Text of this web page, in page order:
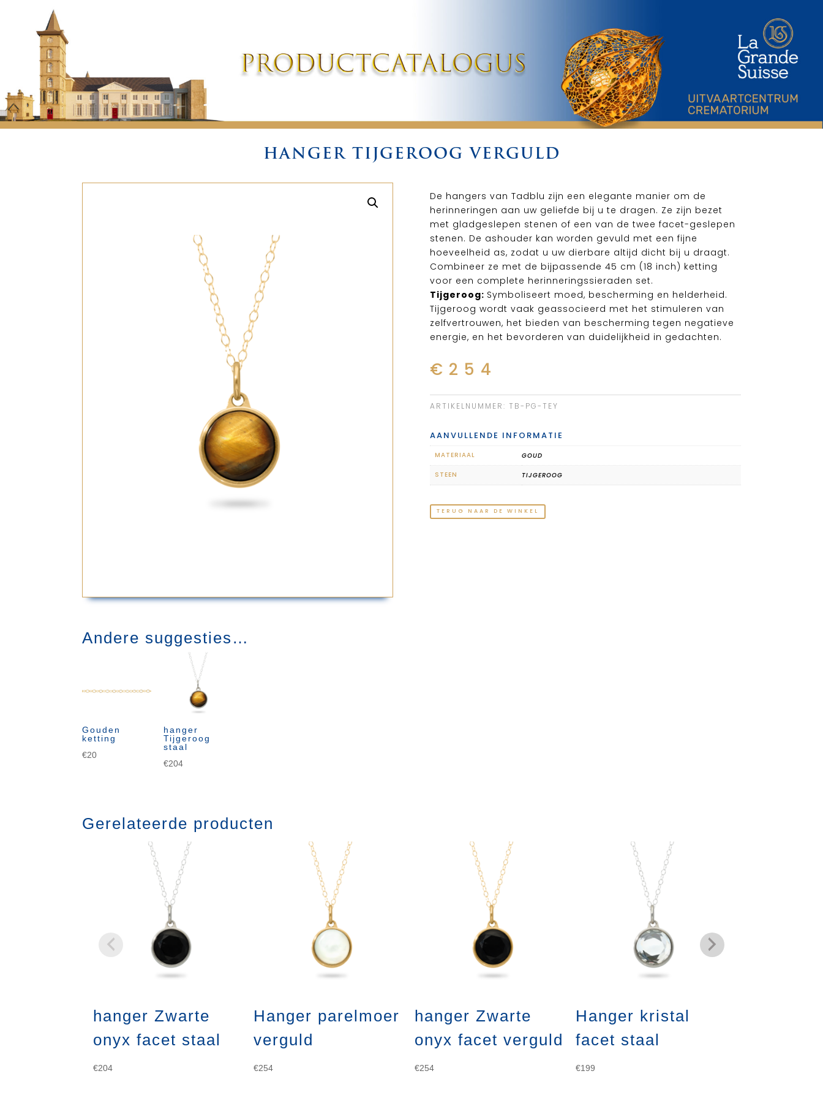
HANGER TIJGEROOG VERGULD
De hangers van Tadblu zijn een elegante manier om de
herinneringen aan uw geliefde bij u te dragen. Ze zijn bezet
met gladgeslepen stenen of een van de twee facet-geslepen
stenen. De ashouder kan worden gevuld met een fijne
hoeveelheid as, zodat u uw dierbare altijd dicht bij u draagt.
Combineer ze met de bijpassende 45 cm (18 inch) ketting
voor een complete herinneringssieraden set.
Tijgeroog: Symboliseert moed, bescherming en helderheid.
Tijgeroog wordt vaak geassocieerd met het stimuleren van
zelfvertrouwen, het bieden van bescherming tegen negatieve
energie, en het bevorderen van duidelijkheid in gedachten.
€ 254
ARTIKELNUMMER: TB-PG-TEY
AANVULLENDE INFORMATIE
MATERIAAL GOUD
STEEN TIJGEROOG
TERUG NAAR DE WINKEL
Andere suggesties…
Gouden
ketting
€20
hanger
Tijgeroog
staal
€204
Gerelateerde producten
hanger Zwarte
onyx facet staal
€204
Hanger parelmoer
verguld
€254
hanger Zwarte
onyx facet verguld
€254
Hanger kristal
facet staal
€199